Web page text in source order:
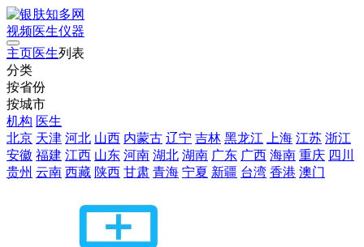
视频医生仪器
主页医生列表
分类
按省份
按城市
机构 医生
北京 天津 河北 山西 内蒙古 辽宁 吉林 黑龙江 上海 江苏 浙江
安徽 福建 江西 山东 河南 湖北 湖南 广东 广西 海南 重庆 四川
贵州 云南 西藏 陕西 甘肃 青海 宁夏 新疆 台湾 香港 澳门